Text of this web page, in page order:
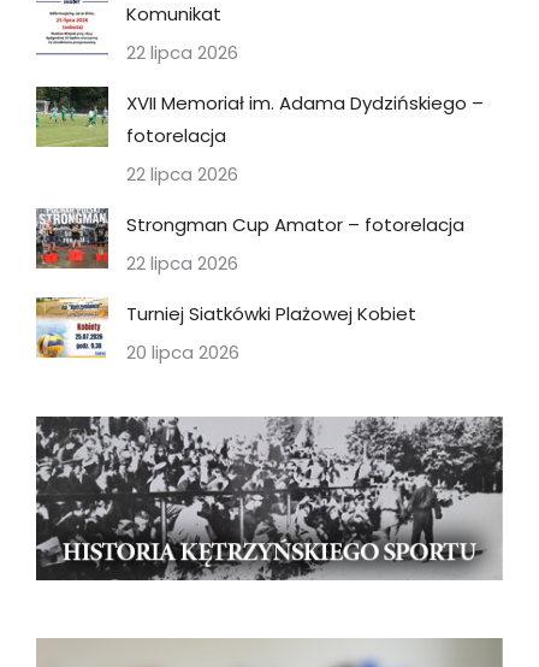
Komunikat
22 lipca 2026
XVII Memoriał im. Adama Dydzińskiego –
fotorelacja
22 lipca 2026
Strongman Cup Amator – fotorelacja
22 lipca 2026
Turniej Siatkówki Plażowej Kobiet
20 lipca 2026